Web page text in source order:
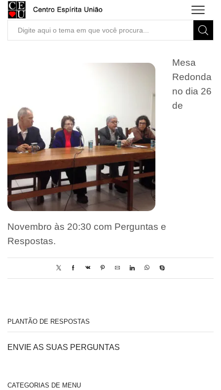
Search
Mesa
Redonda
no dia 26
de
Novembro às 20:30 com Perguntas e
Respostas.
PLANTÃO DE RESPOSTAS
ENVIE AS SUAS PERGUNTAS
CATEGORIAS DE MENU